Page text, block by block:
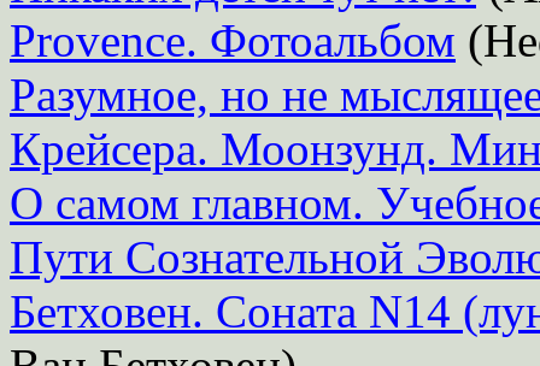
Provence. Фотоальбом
Разумное, но не
Крейсера. Моонзунд.
О самом главном.
Пути Сознательной
Бетховен. Соната N14